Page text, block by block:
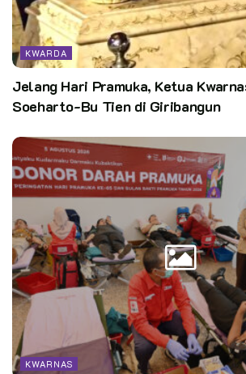
KWARDA
Jelang Hari Pramuka, Ketua
Soeharto-Bu Tien di Giribangun
KWARNAS